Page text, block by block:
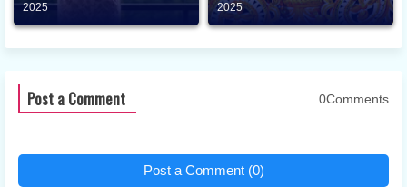
2025
2025
Post a Comment 0Comments
Post a Comment (0)